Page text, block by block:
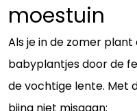
moestuin
Als je in de zomer
babyplantjes door de
de vochtige lente. Met
bijna niet misgaan: